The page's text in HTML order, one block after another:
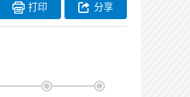
分享
打印